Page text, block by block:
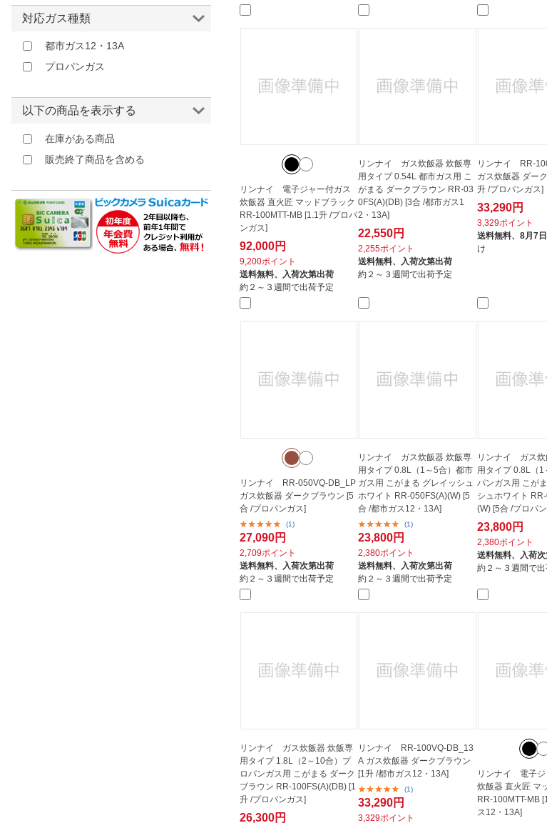
リンナイ 電子ジャー付ガス
炊飯器 直火匠 マッドブラック
RR-100MTT-MB [1.1升 /プロパ
ンガス]
92,000円
9,200ポイント
送料無料、 入荷次第出荷
約２～３週間で出荷予定
リンナイ ガス炊飯器 炊飯専
用タイプ 0.54L 都市ガス用 こ
がまる ダークブラウン RR-03
0FS(A)(DB) [3合 /都市ガス1
2・13A]
22,550円
2,255ポイント
送料無料、 入荷次第出荷
約２～３週間で出荷予定
リンナイ RR-
ガス炊飯器 ダー
升 /プロパンガス]
33,290円
3,329ポイント
送料無料、 8月7日
け
リンナイ RR-050VQ-DB_LP
ガス炊飯器 ダークブラウン [5
合 /プロパンガス]
(1)
27,090円
2,709ポイント
送料無料、
入荷次第出荷
約２～３週間で出荷予定
リンナイ ガス炊飯器 炊飯専
用タイプ 0.8L（1～5合）都市
ガス用 こがまる グレイッシュ
ホワイト RR-050FS(A)(W) [5
合 /都市ガス12・13A]
(1)
23,800円
2,380ポイント
送料無料、
入荷次第出荷
約２～３週間で出荷予定
リンナイ ガス炊
用タイプ 0.8L（1
パンガス用 こが
シュホワイト
(W) [5合 /プロパ
23,800円
2,380ポイント
送料無料、
入荷
約２～３週間で出
リンナイ ガス炊飯器 炊飯専
用タイプ 1.8L（2～10合）プ
ロパンガス用 こがまる ダーク
ブラウン RR-100FS(A)(DB) [1
升 /プロパンガス]
26,300円
リンナイ RR-100VQ-DB_13
A ガス炊飯器 ダークブラウン
[1升 /都市ガス12・13A]
(1)
33,290円
3,329ポイント
リンナイ 電子ジ
炊飯器 直火匠 マ
RR-100MTT-MB
ス12・13A]
対応ガス種類
都市ガス12・13A
プロパンガス
以下の商品を表示する
在庫がある商品
販売終了商品を含める